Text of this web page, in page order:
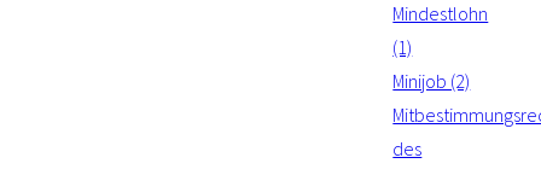
Mindestlohn
(1)
Minijob (2)
des